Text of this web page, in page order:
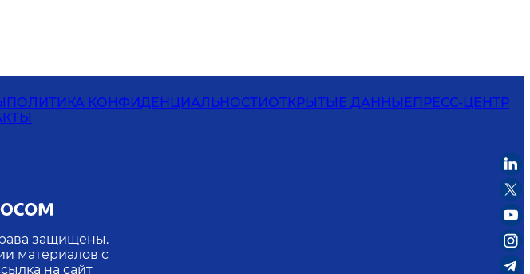
ПОЛИТИКА КОНФИДЕНЦИАЛЬНОСТИОТКРЫТЫЕ ДАННЫЕПРЕСС-ЦЕНТР
защищены.
материалов с
на сайт